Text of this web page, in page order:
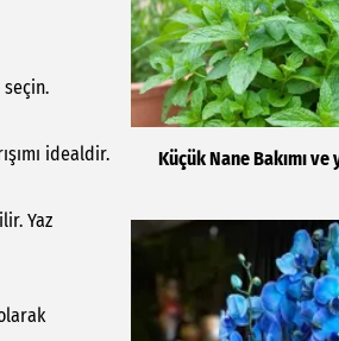
seçin.
idealdir.
Yaz
Küçük Nane Bakımı